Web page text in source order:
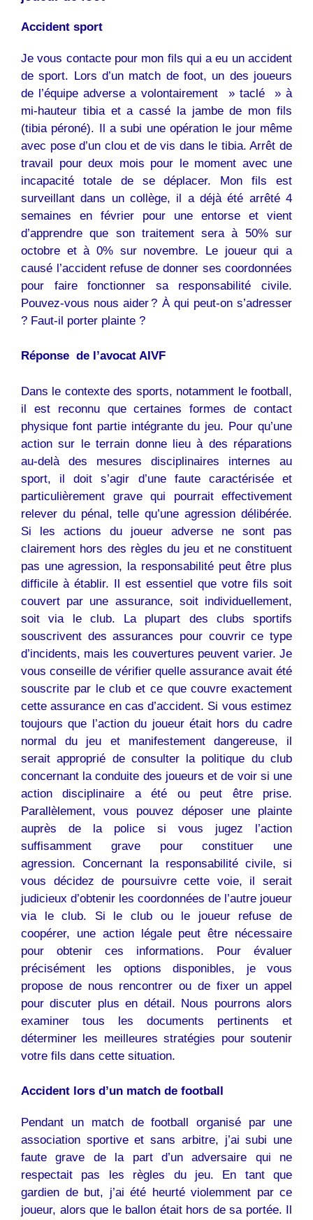
Accident sport
Je vous contacte pour mon fils qui a eu un accident
de sport. Lors d’un match de foot, un des joueurs
de l’équipe adverse a volontairement » taclé » à
mi-hauteur tibia et a cassé la jambe de mon fils
(tibia péroné). Il a subi une opération le jour même
avec pose d’un clou et de vis dans le tibia. Arrêt de
travail pour deux mois pour le moment avec une
incapacité totale de se déplacer. Mon fils est
surveillant dans un collège, il a déjà été arrêté 4
semaines en février pour une entorse et vient
d’apprendre que son traitement sera à 50% sur
octobre et à 0% sur novembre. Le joueur qui a
causé l’accident refuse de donner ses coordonnées
pour faire fonctionner sa responsabilité civile.
Pouvez-vous nous aider ? À qui peut-on s’adresser
? Faut-il porter plainte ?
Réponse de l’avocat AIVF
Dans le contexte des sports, notamment le football,
il est reconnu que certaines formes de contact
physique font partie intégrante du jeu. Pour qu’une
action sur le terrain donne lieu à des réparations
au-delà des mesures disciplinaires internes au
sport, il doit s’agir d’une faute caractérisée et
particulièrement grave qui pourrait effectivement
relever du pénal, telle qu’une agression délibérée.
Si les actions du joueur adverse ne sont pas
clairement hors des règles du jeu et ne constituent
pas une agression, la responsabilité peut être plus
difficile à établir. Il est essentiel que votre fils soit
couvert par une assurance, soit individuellement,
soit via le club. La plupart des clubs sportifs
souscrivent des assurances pour couvrir ce type
d’incidents, mais les couvertures peuvent varier. Je
vous conseille de vérifier quelle assurance avait été
souscrite par le club et ce que couvre exactement
cette assurance en cas d’accident. Si vous estimez
toujours que l’action du joueur était hors du cadre
normal du jeu et manifestement dangereuse, il
serait approprié de consulter la politique du club
concernant la conduite des joueurs et de voir si une
action disciplinaire a été ou peut être prise.
Parallèlement, vous pouvez déposer une plainte
auprès de la police si vous jugez l’action
suffisamment grave pour constituer une
agression. Concernant la responsabilité civile, si
vous décidez de poursuivre cette voie, il serait
judicieux d’obtenir les coordonnées de l’autre joueur
via le club. Si le club ou le joueur refuse de
coopérer, une action légale peut être nécessaire
pour obtenir ces informations. Pour évaluer
précisément les options disponibles, je vous
propose de nous rencontrer ou de fixer un appel
pour discuter plus en détail. Nous pourrons alors
examiner tous les documents pertinents et
déterminer les meilleures stratégies pour soutenir
votre fils dans cette situation.
Accident lors d’un match de football
Pendant un match de football organisé par une
association sportive et sans arbitre, j’ai subi une
faute grave de la part d’un adversaire qui ne
respectait pas les règles du jeu. En tant que
gardien de but, j’ai été heurté violemment par ce
joueur, alors que le ballon était hors de sa portée. Il